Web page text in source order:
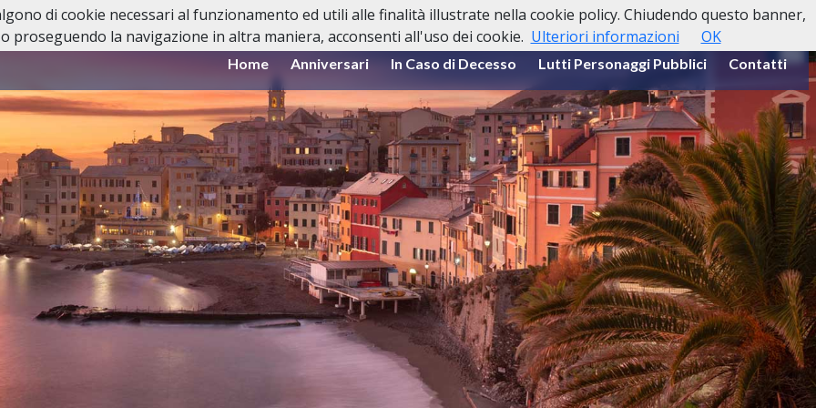
Home Anniversari In Caso di Decesso Lutti Personaggi Pubblici Contatti
di cookie necessari al funzionamento ed utili alle finalità illustrate nella cookie policy. Chiudendo questo banner,
proseguendo la navigazione in altra maniera, acconsenti all'uso dei cookie. Ulteriori informazioni OK